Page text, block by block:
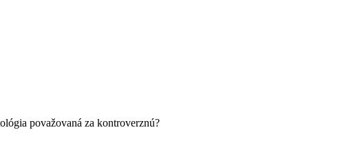
považovaná za kontroverznú?